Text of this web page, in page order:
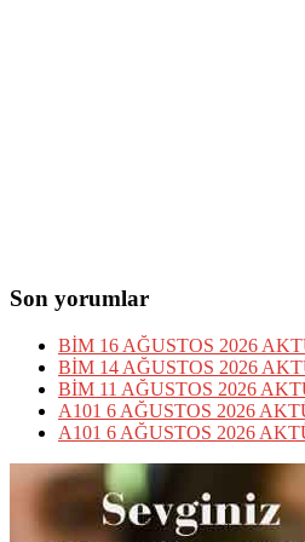
Son yorumlar
BİM 16 AĞUSTOS 2026
BİM 14 AĞUSTOS 2026
BİM 11 AĞUSTOS 2026
A101 6 AĞUSTOS 2026
A101 6 AĞUSTOS 2026